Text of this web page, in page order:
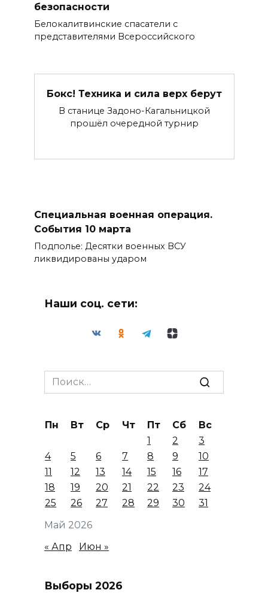
безопасности
Белокалитвинские спасатели с
представителями Всероссийского
Бокс! Техника и сила верх берут
В станице Задоно-Кагальницкой
прошёл очередной турнир
Специальная военная операция.
События 10 марта
Подполье: Десятки военных ВСУ
ликвидированы ударом
Наши соц. сети:
Search
for:
Май 2026
Пн Вт Ср Чт Пт Сб
Вс
1
2
3
4
5 6 7 8 9
10
11
12 13 14 15 16
17
18
19 20 21 22 23
24
25
26 27 28 29 30 31
« Апр Июн »
Выборы 2026